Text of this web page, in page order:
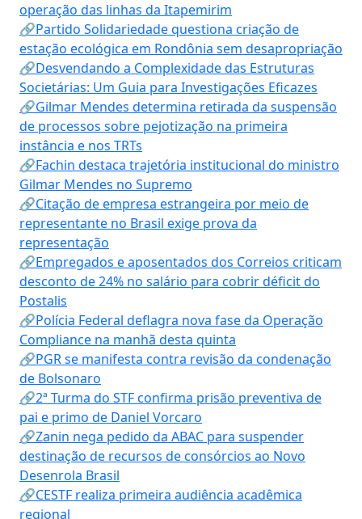
operação das linhas da Itapemirim
🔗Partido Solidariedade questiona criação de
estação ecológica em Rondônia sem desapropriação
🔗Desvendando a Complexidade das Estruturas
Societárias: Um Guia para Investigações Eficazes
🔗Gilmar Mendes determina retirada da suspensão
de processos sobre pejotização na primeira
instância e nos TRTs
🔗Fachin destaca trajetória institucional do ministro
Gilmar Mendes no Supremo
🔗Citação de empresa estrangeira por meio de
representante no Brasil exige prova da
representação
🔗Empregados e aposentados dos Correios criticam
desconto de 24% no salário para cobrir déficit do
Postalis
🔗Polícia Federal deflagra nova fase da Operação
Compliance na manhã desta quinta
🔗PGR se manifesta contra revisão da condenação
de Bolsonaro
🔗2ª Turma do STF confirma prisão preventiva de
pai e primo de Daniel Vorcaro
🔗Zanin nega pedido da ABAC para suspender
destinação de recursos de consórcios ao Novo
Desenrola Brasil
🔗CESTF realiza primeira audiência acadêmica
regional